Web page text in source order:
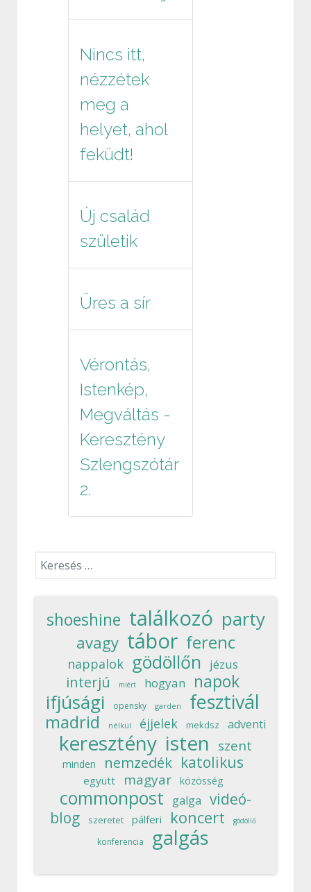
Nincs itt,
nézzétek
meg a
helyet, ahol
feküdt!
Új család
születik
Üres a sír
Vérontás,
Istenkép,
Megváltás -
Keresztény
Szlengszótár
2.
Keresés...
shoeshine találkozó party
avagy tábor ferenc
nappalok gödöllőn jézus
interjú miért hogyan napok
ifjúsági opensky garden fesztivál
madrid nélkül éjjelek mekdsz adventi
keresztény isten szent
minden nemzedék katolikus
együtt magyar közösség
commonpost galga videó-
blog
szeretet pálferi koncert gödöllő
konferencia galgás